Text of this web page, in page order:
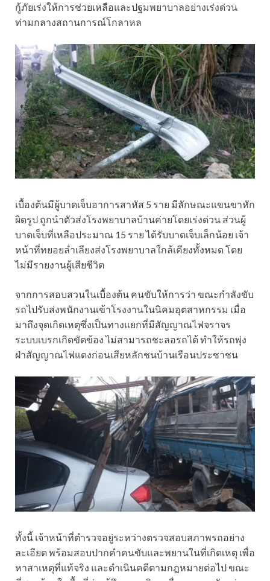
กู้ภัยเร่งให้การช่วยเหลือและปฐมพยาบาลอย่างเร่งด่วน
ท่ามกลางสถานการณ์โกลาหล
เบื้องต้นมีผู้บาดเจ็บอาการสาหัส 5 ราย มีลักษณะแขนขาหัก
ผิดรูป ถูกนำตัวส่งโรงพยาบาลบ้านค่ายโดยเร่งด่วน ส่วนผู้
บาดเจ็บที่เหลือประมาณ 15 ราย ได้รับบาดเจ็บเล็กน้อย เจ้า
หน้าที่ทยอยลำเลียงส่งโรงพยาบาลใกล้เคียงทั้งหมด โดย
ไม่มีรายงานผู้เสียชีวิต
จากการสอบสวนในเบื้องต้น คนขับให้การว่า ขณะกำลังขับ
รถไปรับส่งพนักงานเข้าโรงงานในนิคมอุตสาหกรรม เมื่อ
มาถึงจุดเกิดเหตุซึ่งเป็นทางแยกที่มีสัญญาณไฟจราจร
ระบบเบรกเกิดขัดข้อง ไม่สามารถชะลอรถได้ ทำให้รถพุ่ง
ฝ่าสัญญาณไฟแดงก่อนเสียหลักชนบ้านเรือนประชาชน
ทั้งนี้ เจ้าหน้าที่ตำรวจอยู่ระหว่างตรวจสอบสภาพรถอย่าง
ละเอียด พร้อมสอบปากคำคนขับและพยานในที่เกิดเหตุ เพื่อ
หาสาเหตุที่แท้จริง และดำเนินคดีตามกฎหมายต่อไป ขณะ